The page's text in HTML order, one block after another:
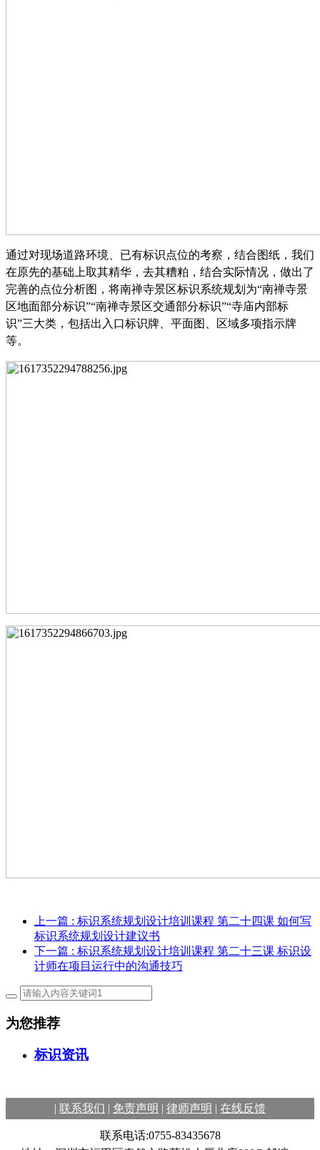
通过对现场道路环境、已有标识点位的考察，结合图纸，我们
在原先的基础上取其精华，去其糟粕，结合实际情况，做出了
完善的点位分析图，将南禅寺景区标识系统规划为“南禅寺景
区地面部分标识”“南禅寺景区交通部分标识”“寺庙内部标
识”三大类，包括出入口标识牌、平面图、区域多项指示牌
等。
上一篇 : 标识系统规划设计培训课程 第二十四课 如何写
标识系统规划设计建议书
下一篇 : 标识系统规划设计培训课程 第二十三课 标识设
计师在项目运行中的沟通技巧
为您推荐
标识资讯
| 联系我们 | 免责声明 | 律师声明 | 在线反馈
联系电话:0755-83435678